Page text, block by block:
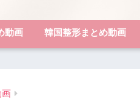
動画 韓国整形まとめ動画
画